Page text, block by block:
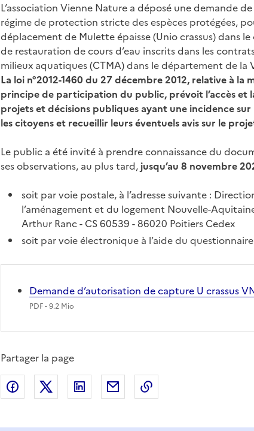
L’association Vienne Nature a déposé une demande
régime de protection stricte des espèces protégées,
déplacement de Mulette épaisse (Unio crassus) dans
de restauration de cours d’eau inscrits dans les
milieux aquatiques (CTMA) dans le département de la
La loi n°2012-1460 du 27 décembre 2012, relative à la
principe de participation du public, prévoit l’accès
projets et décisions publiques ayant une incidence
les citoyens et recueillir leurs éventuels avis sur le
Le public a été invité à prendre connaissance du
ses observations, au plus tard, jusqu’au 8 novembre
soit par voie postale, à l’adresse suivante :
l’aménagement et du logement Nouvelle-
Arthur Ranc - CS 60539 - 86020 Poitiers Cedex
soit par voie électronique à l’aide du
Demande d’autorisation de capture U crassus
PDF- 9.2 Mio
Partager la page
Partager sur Facebook
Partager sur XPartager sur LinkedIn
Partager par emailCopier le lien de la